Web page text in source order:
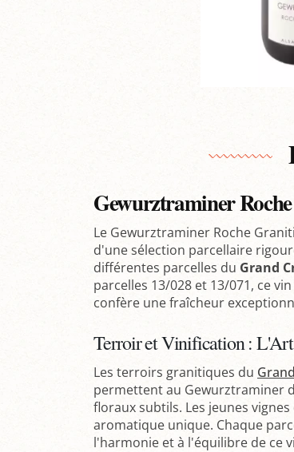
Gewurztraminer
Le Gewurztraminer Roche
d'une sélection parcellaire
différentes parcelles du Grand
parcelles 13/028 et 13/071, ce
confère une fraîcheur
Terroir et Vinification :
Les terroirs granitiques du
permettent au Gewurztraminer
floraux subtils. Les jeunes
aromatique unique. Chaque
l'harmonie et à l'équilibre de ce